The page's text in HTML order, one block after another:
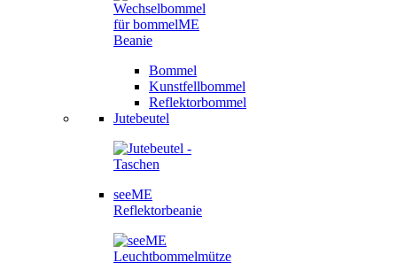
Bommel
Kunstfellbommel
Reflektorbommel
Jutebeutel
seeME
Reflektorbeanie